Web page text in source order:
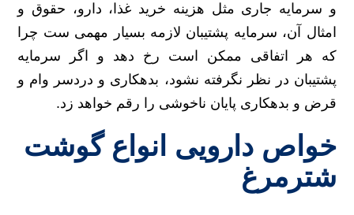
و سرمایه جاری مثل هزینه خرید غذا، دارو، حقوق و
امثال آن، سرمایه پشتیبان لازمه بسیار مهمی ست چرا
که هر اتفاقی ممکن است رخ دهد و اگر سرمایه
پشتیبان در نظر نگرفته نشود، بدهکاری و دردسر وام و
قرض و بدهکاری پایان ناخوشی را رقم خواهد زد.
خواص دارویی انواع گوشت
شترمرغ